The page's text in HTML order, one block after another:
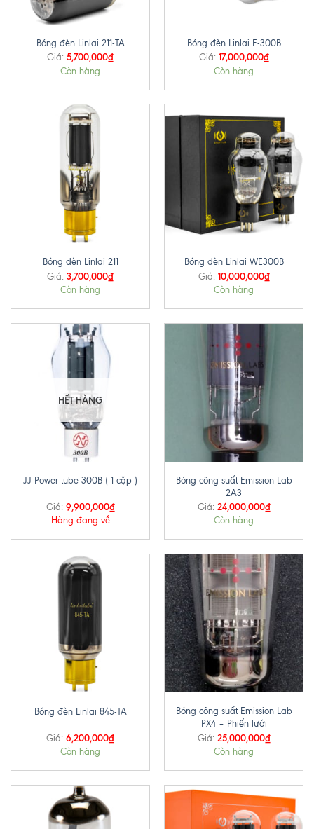
Bóng đèn Linlai 211-TA
Giá: 5,700,000₫
Còn hàng
Bóng đèn Linlai E-300B
Giá: 17,000,000₫
Còn hàng
Bóng đèn Linlai 211
Giá: 3,700,000₫
Còn hàng
Bóng đèn Linlai WE300B
Giá: 10,000,000₫
Còn hàng
HẾT HÀNG
JJ Power tube 300B ( 1 cặp )
Giá: 9,900,000₫
Hàng đang về
Bóng công suất Emission Lab
2A3
Giá: 24,000,000₫
Còn hàng
Bóng đèn Linlai 845-TA
Giá: 6,200,000₫
Còn hàng
Bóng công suất Emission Lab
PX4 – Phiến lưới
Giá: 25,000,000₫
Còn hàng